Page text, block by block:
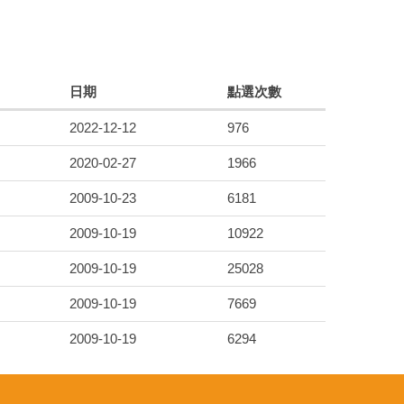
日期 點選次數
2022-12-12 976
2020-02-27 1966
2009-10-23 6181
2009-10-19 10922
2009-10-19 25028
2009-10-19 7669
2009-10-19 6294